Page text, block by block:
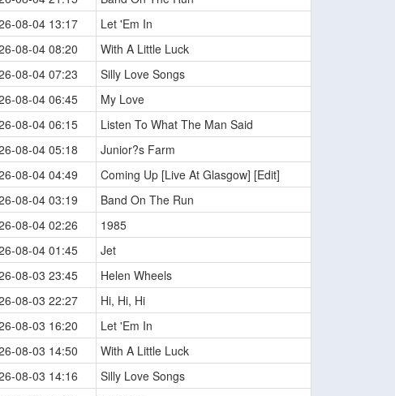
08-04 13:17
Let 'Em In
08-04 08:20
With A Little Luck
08-04 07:23
Silly Love Songs
08-04 06:45
My Love
08-04 06:15
Listen To What The Man Said
08-04 05:18
Junior?s Farm
08-04 04:49
Coming Up [Live At Glasgow] [Edit]
08-04 03:19
Band On The Run
08-04 02:26
1985
08-04 01:45
Jet
08-03 23:45
Helen Wheels
08-03 22:27
Hi, Hi, Hi
08-03 16:20
Let 'Em In
08-03 14:50
With A Little Luck
08-03 14:16
Silly Love Songs